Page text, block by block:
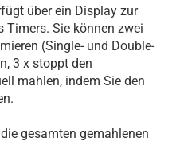
über ein Display zur
Timers. Sie können zwei
(Single- und Double-
3 x stoppt den
mahlen, indem Sie den
gesamten gemahlenen